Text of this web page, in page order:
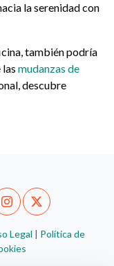
la serenidad con
también podría
mudanzas de
descubre
Legal | Política de